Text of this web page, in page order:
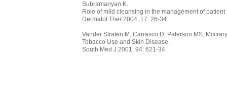
Subramanyan K.
Role of mild cleansing in the management of patient
Dermatol Ther 2004; 17: 26-34
Vander Straten M, Carrasco D, Paterson MS,
Tobacco Use and Skin Disease.
South Med J 2001; 94: 621-34